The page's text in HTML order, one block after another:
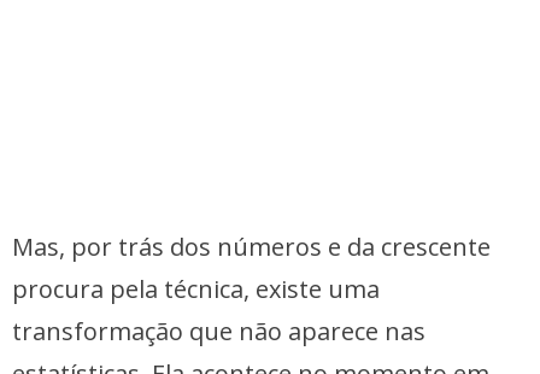
Mas, por trás dos números e da crescente
procura pela técnica, existe uma
transformação que não aparece nas